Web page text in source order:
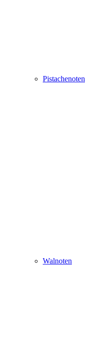
Pistachenoten
Walnoten